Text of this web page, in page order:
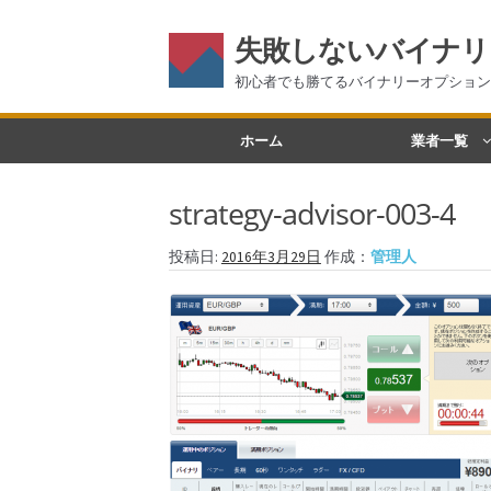
失敗しないバイナ
初心者でも勝てるバイナリーオプショ
ナ
ー
ョ
ン
へ
ス
キ
ッ
プ
コ
ン
へ
ス
キ
ッ
プ
ホーム 業者一覧
strategy-advisor-003-4
投稿日: 2016年3月29日 作成： 管理人